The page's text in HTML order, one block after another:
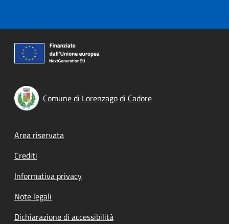
Comune di Lorenzago di Cadore
Footer menu
Area riservata
Crediti
Informativa privacy
Note legali
Dichiarazione di accessibilità